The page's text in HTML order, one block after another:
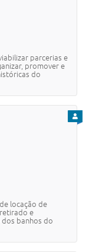
parcerias e
promover e
do
locação de
e
banhos do